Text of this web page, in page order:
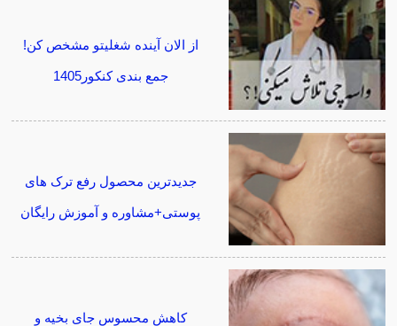
از الان آینده شغلیتو مشخص کن!
جمع بندی کنکور1405
جدیدترین محصول رفع ترک های
پوستی+مشاوره و آموزش رایگان
کاهش محسوس جای بخیه و